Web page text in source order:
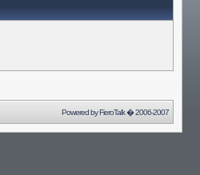
Powered byFieroTalk� 2006-2007